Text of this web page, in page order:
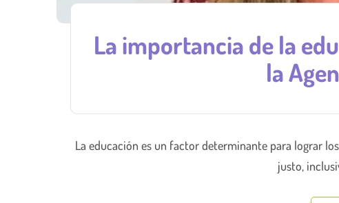
La importancia de la
la
La educación es un factor determinante para lograr
justo,